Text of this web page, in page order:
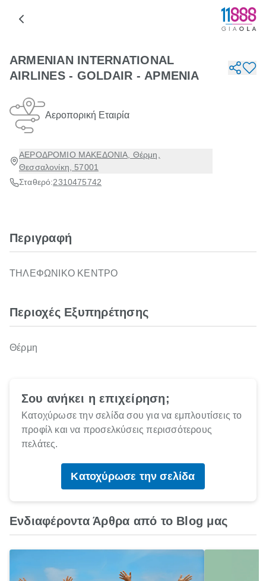
ARMENIAN INTERNATIONAL
AIRLINES - GOLDAIR - ΑΡΜΕΝΙΑ
Αεροπορική Εταιρία
ΑΕΡΟΔΡΟΜΙΟ ΜΑΚΕΔΟΝΙΑ, Θέρμη,
Θεσσαλονίκη, 57001
Σταθερό:2310475742
Περιγραφή
ΤΗΛΕΦΩΝΙΚΟ ΚΕΝΤΡΟ
Περιοχές Εξυπηρέτησης
Θέρμη
Σου ανήκει η επιχείρηση;
Κατοχύρωσε την σελίδα σου για να εμπλουτίσεις το
προφίλ και να προσελκύσεις περισσότερους
πελάτες.
Κατοχύρωσε την σελίδα
Ενδιαφέροντα Άρθρα από το Blog μας